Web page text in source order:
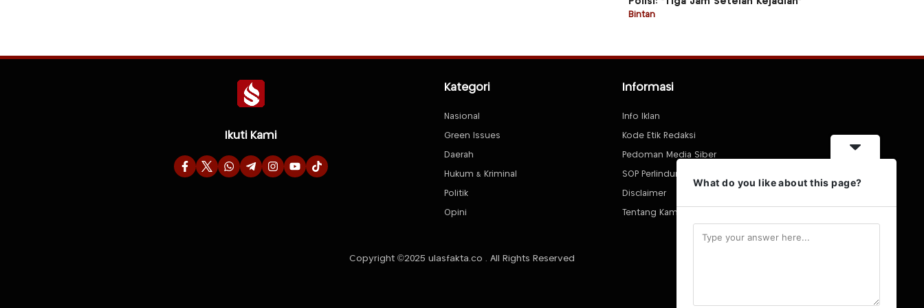
Bintan
Ikuti Kami
Kategori
Nasional
Green Issues
Daerah
Hukum & Kriminal
Politik
Opini
Informasi
Info Iklan
Kode Etik Redaksi
Pedoman Media Siber
SOP Perlindungan Wartawan
Disclaimer
Tentang Kami
Copyright ©2025 ulasfakta.co . All Rights Reserved
What do you like about this page?